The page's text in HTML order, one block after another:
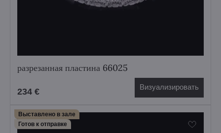
разрезанная пластина 66025
234 € Визуализировать
Выставлено в зале
Готов к отправке